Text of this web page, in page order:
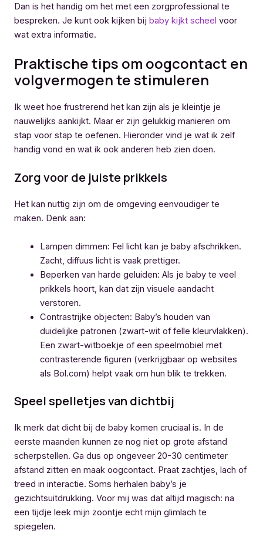
Dan is het handig om het met een zorgprofessional te
bespreken. Je kunt ook kijken bij baby kijkt scheel voor
wat extra informatie.
Praktische tips om oogcontact en
volgvermogen te stimuleren
Ik weet hoe frustrerend het kan zijn als je kleintje je
nauwelijks aankijkt. Maar er zijn gelukkig manieren om
stap voor stap te oefenen. Hieronder vind je wat ik zelf
handig vond en wat ik ook anderen heb zien doen.
Zorg voor de juiste prikkels
Het kan nuttig zijn om de omgeving eenvoudiger te
maken. Denk aan:
Lampen dimmen: Fel licht kan je baby afschrikken.
Zacht, diffuus licht is vaak prettiger.
Beperken van harde geluiden: Als je baby te veel
prikkels hoort, kan dat zijn visuele aandacht
verstoren.
Contrastrijke objecten: Baby’s houden van
duidelijke patronen (zwart-wit of felle kleurvlakken).
Een zwart-witboekje of een speelmobiel met
contrasterende figuren (verkrijgbaar op websites
als Bol.com) helpt vaak om hun blik te trekken.
Speel spelletjes van dichtbij
Ik merk dat dicht bij de baby komen cruciaal is. In de
eerste maanden kunnen ze nog niet op grote afstand
scherpstellen. Ga dus op ongeveer 20-30 centimeter
afstand zitten en maak oogcontact. Praat zachtjes, lach of
treed in interactie. Soms herhalen baby’s je
gezichtsuitdrukking. Voor mij was dat altijd magisch: na
een tijdje leek mijn zoontje echt mijn glimlach te
spiegelen.